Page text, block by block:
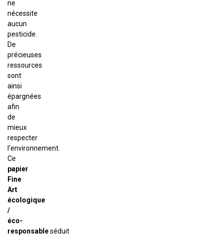
ne
nécessite
aucun
pesticide.
De
précieuses
ressources
sont
ainsi
épargnées
afin
de
mieux
respecter
l‘environnement.
Ce
papier
Fine
Art
écologique
/
éco-
responsableséduit